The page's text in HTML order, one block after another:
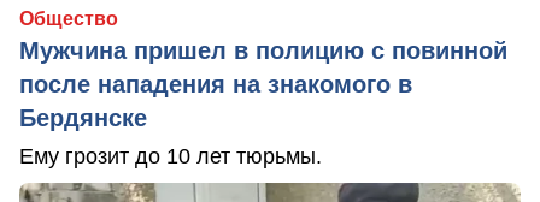
Общество
Мужчина пришел в полицию с повинной
после нападения на знакомого в
Бердянске
Ему грозит до 10 лет тюрьмы.